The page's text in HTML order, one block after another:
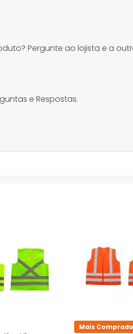
Pergunte ao lojista e a
e Respostas.
Mais